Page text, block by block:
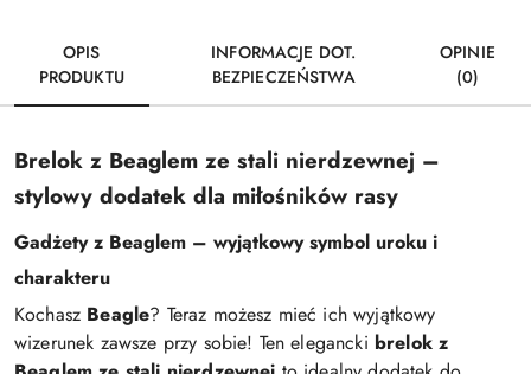
OPIS
PRODUKTU
INFORMACJE DOT.
BEZPIECZEŃSTWA
OPINIE
(0)
Brelok z Beaglem ze stali nierdzewnej –
stylowy dodatek dla miłośników rasy
Gadżety z Beaglem – wyjątkowy symbol uroku i
charakteru
Kochasz Beagle? Teraz możesz mieć ich wyjątkowy
wizerunek zawsze przy sobie! Ten elegancki brelok z